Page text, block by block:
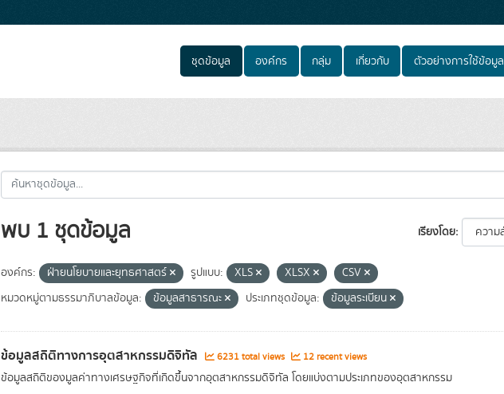
ชุดข้อมูล องค์กร กลุ่ม เกี่ยวกับ ตัวอย่างการใช้ข้อมูล
เรียงโดย
พบ 1 ชุดข้อมูล
องค์กร: ฝ่ายนโยบายและยุทธศาสตร์ รูปแบบ: XLS XLSX
CSV
หมวดหมู่ตามธรรมาภิบาลข้อมูล:
ข้อมูลสาธารณะ ประเภทชุดข้อมูล: ข้อมูลระเบียน
ข้อมูลสถิติทางการอุตสาหกรรมดิจิทัล 6231 total views 12 recent views
ข้อมูลสถิติของมูลค่าทางเศรษฐกิจที่เกิดขึ้นจากอุตสาหกรรมดิจิทัล โดยแบ่งตามประเภทของอุตสาหกรรม